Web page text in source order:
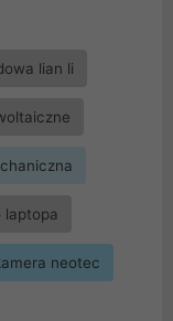
lian li
laptopa
neotec